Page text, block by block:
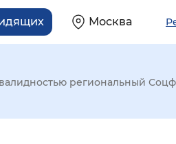
Москва
региональный